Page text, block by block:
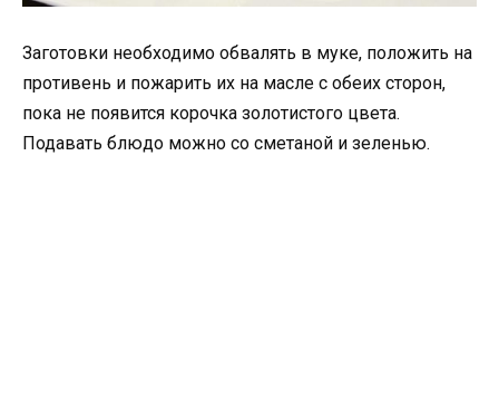
Заготовки необходимо обвалять в муке, положить на
противень и пожарить их на масле с обеих сторон,
пока не появится корочка золотистого цвета.
Подавать блюдо можно со сметаной и зеленью.